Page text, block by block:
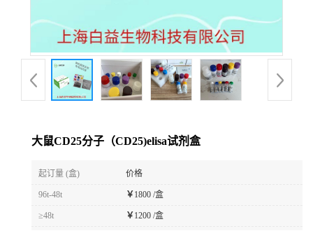
大鼠CD25分子（CD25)elisa试剂盒
起订量 (盒) 价格
96t-48t ￥ 1800 /盒
≥48t ￥ 1200 /盒